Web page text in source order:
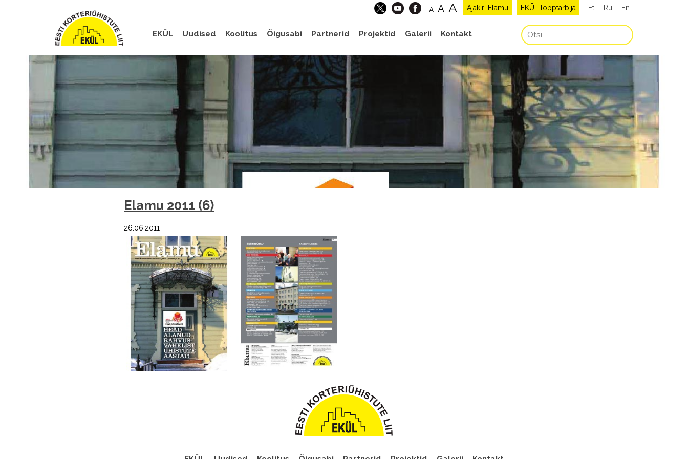
Et Ru En
EKÜL lõpptarbija
Ajakiri Elamu
A A A
EKÜL Uudised Koolitus Õigusabi Partnerid Projektid Galerii Kontakt
Elamu 2011 (6)
26.06.2011